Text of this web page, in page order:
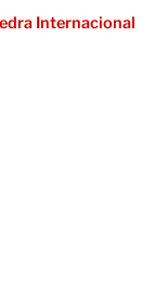
Internacional